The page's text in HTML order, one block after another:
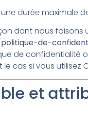
durée maximale
dont nous faisons
de-
de confidentialité
cas si vous utilisez
et